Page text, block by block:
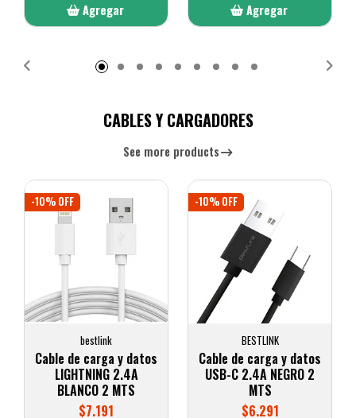
Agregar
Agregar
CABLES Y CARGADORES
See more products
-10% OFF
bestlink
Cable de carga y datos
LIGHTNING 2.4A
BLANCO 2 MTS
$7.191
-10% OFF
BESTLINK
Cable de carga y datos
USB-C 2.4A NEGRO 2
MTS
$6.291